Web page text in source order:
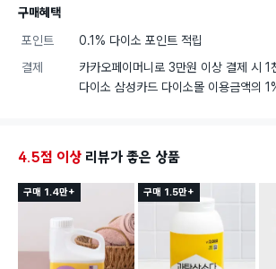
구매혜택
포인트
0.1% 다이소 포인트 적립
결제
카카오페이머니로 3만원 이상 결제 시 1
다이소 삼성카드 다이소몰 이용금액의
4.5점 이상 리뷰가 좋은 상품
구매 1.4만+ 구매 1.5만+